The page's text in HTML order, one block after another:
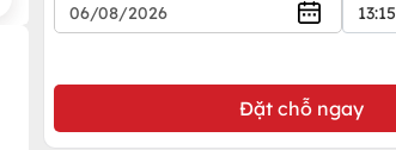
13:15
Đặt chỗ ngay